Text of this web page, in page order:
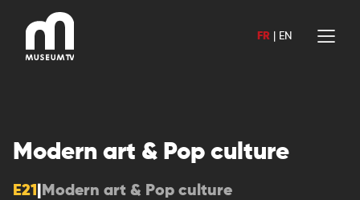
contenu
FR EN
Modern art & Pop culture
E21 Modern art & Pop culture